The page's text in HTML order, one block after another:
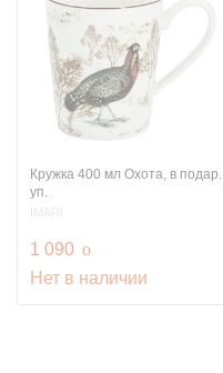
Кружка 400 мл Охота, в подар.
уп.
IMARI
1 090 руб.
o
Нет в наличии